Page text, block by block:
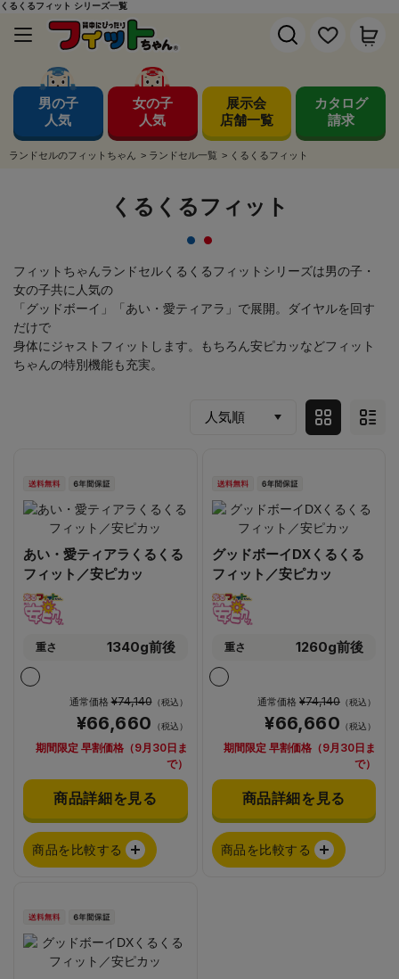
くるくるフィット シリーズ一覧
男の子
人気
女の子
人気
展示会
店舗一覧
カタログ
請求
ランドセルのフィットちゃん > ランドセル一覧 > くるくるフィット
くるくるフィット
フィットちゃんランドセルくるくるフィットシリーズは男の子・
女の子共に人気の
「グッドボーイ」「あい・愛ティアラ」で展開。ダイヤルを回す
だけで
身体にジャストフィットします。もちろん安ピカッなどフィット
ちゃんの特別機能も充実。
あい・愛ティアラくるくる
フィット／安ピカッ
重さ 1340g前後
通常価格¥74,140（税込）
¥66,660 （税込）
期間限定 早割価格（9月30日ま
で）
商品詳細を見る
商品を比較する
グッドボーイDXくるくる
フィット／安ピカッ
重さ 1260g前後
通常価格 ¥74,140 （税込）
¥66,660 （税込）
期間限定 早割価格（9月30日ま
で）
商品詳細を見る
商品を比較する